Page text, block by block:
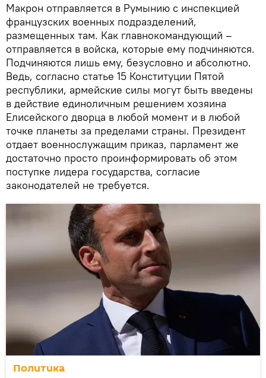
Макрон отправляется в Румынию с инспекцией
французских военных подразделений,
размещенных там. Как главнокомандующий –
отправляется в войска, которые ему подчиняются.
Подчиняются лишь ему, безусловно и абсолютно.
Ведь, согласно статье 15 Конституции Пятой
республики, армейские силы могут быть введены
в действие единоличным решением хозяина
Елисейского дворца в любой момент и в любой
точке планеты за пределами страны. Президент
отдает военнослужащим приказ, парламент же
достаточно просто проинформировать об этом
поступке лидера государства, согласие
законодателей не требуется.
Политика